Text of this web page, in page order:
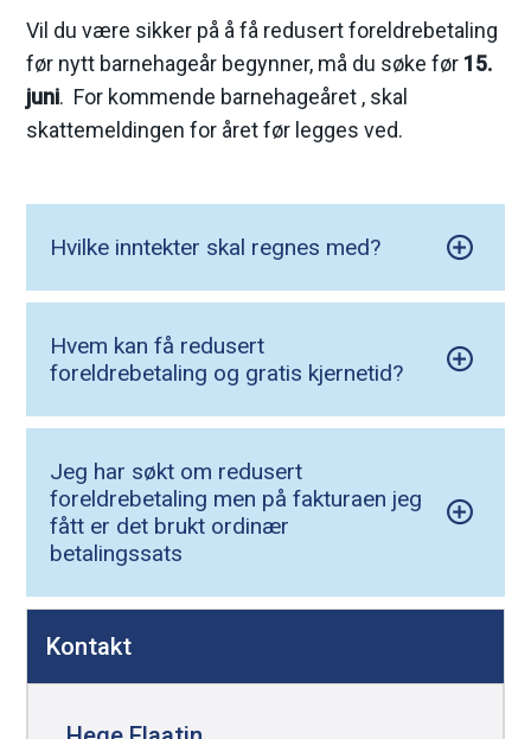
Vil du være sikker på å få redusert foreldrebetaling
før nytt barnehageår begynner, må du søke før 15.
juni. For kommende barnehageåret , skal
skattemeldingen for året før legges ved.
Hvilke inntekter skal regnes med?
Hvem kan få redusert
foreldrebetaling og gratis kjernetid?
Jeg har søkt om redusert
foreldrebetaling men på fakturaen jeg
fått er det brukt ordinær
betalingssats
Kontakt